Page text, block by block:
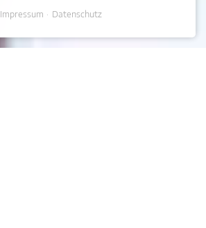
Impressum Datenschutz